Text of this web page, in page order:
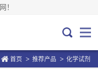
！
首页 > 推荐产品 > 化学试剂